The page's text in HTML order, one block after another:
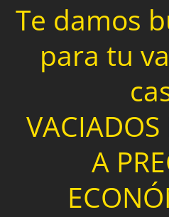
Te damos
para tu
VACIADOS
A